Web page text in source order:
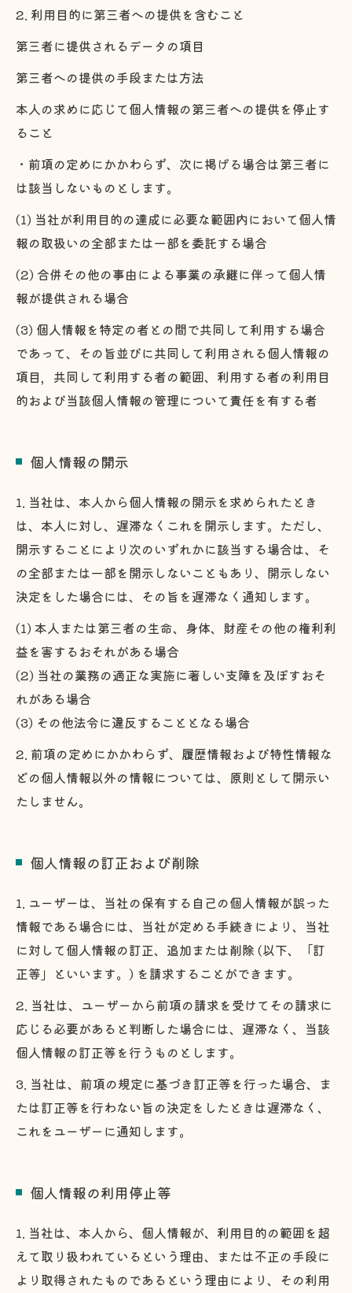
2. 利用目的に第三者への提供を含むこと
第三者に提供されるデータの項目
第三者への提供の手段または方法
本人の求めに応じて個人情報の第三者への提供を停止す
ること
・前項の定めにかかわらず、次に掲げる場合は第三者に
は該当しないものとします。
(1) 当社が利用目的の達成に必要な範囲内において個人情
報の取扱いの全部または一部を委託する場合
(2) 合併その他の事由による事業の承継に伴って個人情
報が提供される場合
(3) 個人情報を特定の者との間で共同して利用する場合
であって、その旨並びに共同して利用される個人情報の
項目，共同して利用する者の範囲、利用する者の利用目
的および当該個人情報の管理について責任を有する者
個人情報の開示
1. 当社は、本人から個人情報の開示を求められたとき
は、本人に対し、遅滞なくこれを開示します。ただし、
開示することにより次のいずれかに該当する場合は、そ
の全部または一部を開示しないこともあり、開示しない
決定をした場合には、その旨を遅滞なく通知します。
(1) 本人または第三者の生命、身体、財産その他の権利利
益を害するおそれがある場合
(2) 当社の業務の適正な実施に著しい支障を及ぼすおそ
れがある場合
(3) その他法令に違反することとなる場合
2. 前項の定めにかかわらず、履歴情報および特性情報な
どの個人情報以外の情報については、原則として開示い
たしません。
個人情報の訂正および削除
1. ユーザーは、当社の保有する自己の個人情報が誤った
情報である場合には、当社が定める手続きにより、当社
に対して個人情報の訂正、追加または削除 (以下、「訂
正等」といいます。) を請求することができます。
2. 当社は、ユーザーから前項の請求を受けてその請求に
応じる必要があると判断した場合には、遅滞なく、当該
個人情報の訂正等を行うものとします。
3. 当社は、前項の規定に基づき訂正等を行った場合、ま
たは訂正等を行わない旨の決定をしたときは遅滞なく、
これをユーザーに通知します。
個人情報の利用停止等
1. 当社は、本人から、個人情報が、利用目的の範囲を超
えて取り扱われているという理由、または不正の手段に
より取得されたものであるという理由により、その利用